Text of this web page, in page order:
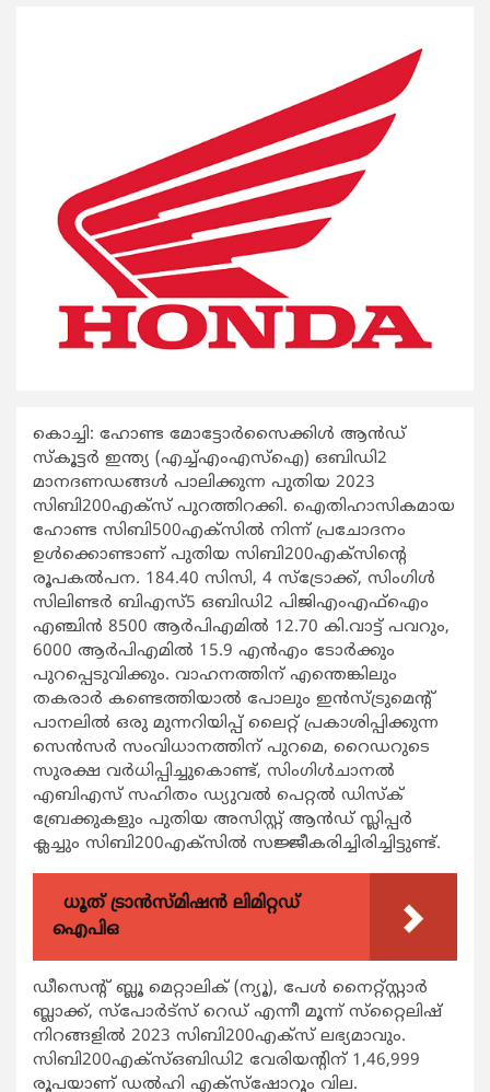
കൊച്ചി: ഹോണ്ട മോട്ടോര്‍സൈക്കിള്‍ ആന്‍ഡ്
സ്‌കൂട്ടര്‍ ഇന്ത്യ (എച്ച്എംഎസ്‌ഐ) ഒബിഡി2
മാനദണഡങ്ങള്‍ പാലിക്കുന്ന പുതിയ 2023
സിബി200എക്‌സ് പുറത്തിറക്കി. ഐതിഹാസികമായ
ഹോണ്ട സിബി500എക്‌സില്‍ നിന്ന് പ്രചോദനം
ഉള്‍ക്കൊണ്ടാണ് പുതിയ സിബി200എക്‌സിന്റെ
രൂപകല്‍പന. 184.40 സിസി, 4 സ്‌ട്രോക്ക്, സിംഗിള്‍
സിലിണ്ടര്‍ ബിഎസ്5 ഒബിഡി2 പിജിഎംഎഫ്‌ഐം
എഞ്ചിന്‍ 8500 ആര്‍പിഎമില്‍ 12.70 കി.വാട്ട് പവറും,
6000 ആര്‍പിഎമില്‍ 15.9 എന്‍എം ടോര്‍ക്കും
പുറപ്പെടുവിക്കും. വാഹനത്തിന് എന്തെങ്കിലും
തകരാര്‍ കണ്ടെത്തിയാല്‍ പോലും ഇന്‍സ്ട്രുമെന്റ്
പാനലില്‍ ഒരു മുന്നറിയിപ്പ് ലൈറ്റ് പ്രകാശിപ്പിക്കുന്ന
സെന്‍സര്‍ സംവിധാനത്തിന് പുറമെ, റൈഡറുടെ
സുരക്ഷ വര്‍ധിപ്പിച്ചുകൊണ്ട്, സിംഗിള്‍ചാനല്‍
എബിഎസ് സഹിതം ഡ്യുവല്‍ പെറ്റല്‍ ഡിസ്‌ക്
ബ്രേക്കുകളും പുതിയ അസിസ്റ്റ് ആന്‍ഡ് സ്ലിപ്പര്‍
ക്ലച്ചും സിബി200എക്‌സില്‍ സജ്ജീകരിച്ചിരിച്ചിട്ടുണ്ട്.
ധൂത് ട്രാൻസ്മിഷൻ ലിമിറ്റഡ്
ഐപിഒ
ഡീസെന്റ് ബ്ലൂ മെറ്റാലിക് (ന്യൂ), പേള്‍ നൈറ്റ്‌സ്റ്റാര്‍
ബ്ലാക്ക്, സ്‌പോര്‍ട്‌സ് റെഡ് എന്നീ മൂന്ന് സ്‌റ്റൈലിഷ്
നിറങ്ങളില്‍ 2023 സിബി200എക്‌സ് ലഭ്യമാവും.
സിബി200എക്‌സ്ഒബിഡി2 വേരിയന്റിന് 1,46,999
രൂപയാണ് ഡല്‍ഹി എക്‌സ്‌ഷോറൂം വില.